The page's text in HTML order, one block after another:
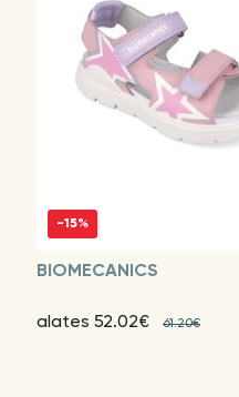
-15%
BIOMECANICS
alates 52.02€ 61.20€